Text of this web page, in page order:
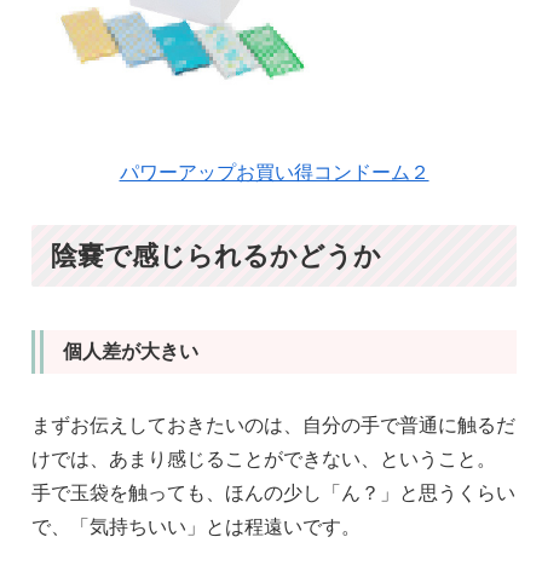
パワーアップお買い得コンドーム２
陰嚢で感じられるかどうか
個人差が大きい
まずお伝えしておきたいのは、自分の手で普通に触るだ
けでは、あまり感じることができない、ということ。
手で玉袋を触っても、ほんの少し「ん？」と思うくらい
で、「気持ちいい」とは程遠いです。